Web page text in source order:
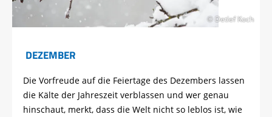
© Detlef Koch
DEZEMBER
Die Vorfreude auf die Feiertage des Dezembers lassen
die Kälte der Jahreszeit verblassen und wer genau
hinschaut, merkt, dass die Welt nicht so leblos ist, wie